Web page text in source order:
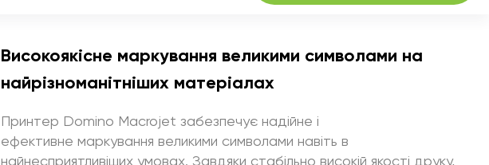
Високоякісне маркування великими символами на
найрізноманітніших матеріалах
Принтер Domino Macrojet забезпечує надійне і
ефективне маркування великими символами навіть в
найнесприятливіших умовах. Завдяки стабільно високій якості друку,